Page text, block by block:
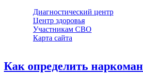
Диагностический центр
Центр здоровья
Участникам СВО
Карта сайта
Как определить